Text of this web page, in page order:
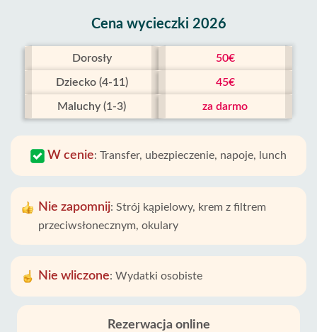
Cena wycieczki 2026
Dorosły 50€
Dziecko (4-11) 45€
Maluchy (1-3) za darmo
W cenie: Transfer, ubezpieczenie, napoje, lunch
Nie zapomnij: Strój kąpielowy, krem ​​z filtrem
przeciwsłonecznym, okulary
Nie wliczone: Wydatki osobiste
Rezerwacja online